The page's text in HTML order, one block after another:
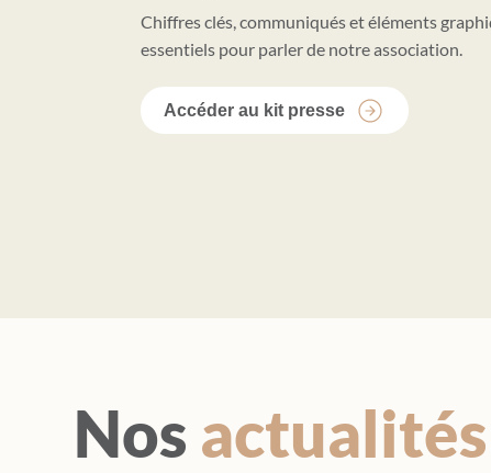
Chiffres clés, communiqués et éléments
essentiels pour parler de notre association.
Accéder au kit presse
Nos actualités